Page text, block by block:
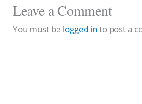
Leave a Comment
You must be logged in to post a